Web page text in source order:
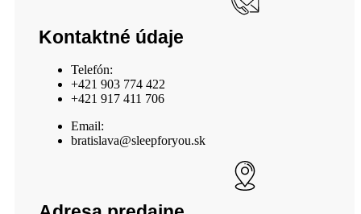
Kontaktné údaje
Telefón:
+421 903 774 422
+421 917 411 706
Email:
bratislava@sleepforyou.sk